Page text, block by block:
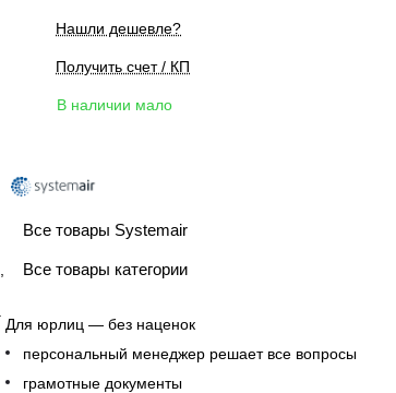
Нашли дешевле?
Получить счет / КП
В наличии мало
Все товары Systemair
Все товары категории
Для юрлиц — без наценок
персональный менеджер решает все вопросы
грамотные документы